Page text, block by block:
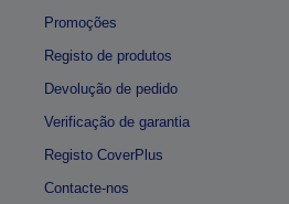
Promoções
Registo de produtos
Devolução de pedido
Verificação de garantia
Registo CoverPlus
Contacte-nos